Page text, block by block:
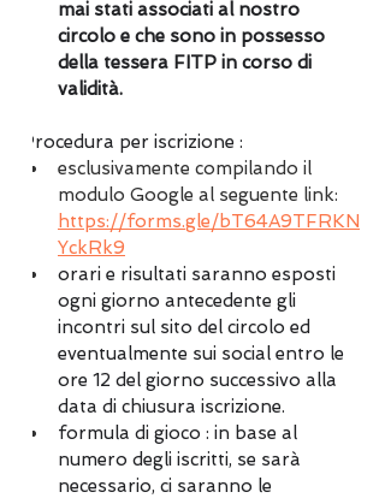
mai stati associati al nostro
circolo e che sono in possesso
della tessera FITP in corso di
validità.
Procedura per iscrizione :
esclusivamente compilando il
modulo Google al seguente link:
https://forms.gle/bT64A9TFRKN
YckRk9
orari e risultati saranno esposti
ogni giorno antecedente gli
incontri sul sito del circolo ed
eventualmente sui social entro le
ore 12 del giorno successivo alla
data di chiusura iscrizione.
formula di gioco : in base al
numero degli iscritti, se sarà
necessario, ci saranno le